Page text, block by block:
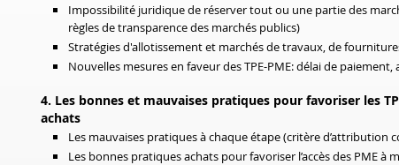
Impossibilité juridique de réserver tout ou une partie des
règles de transparence des marchés publics)
Stratégies d'allotissement et marchés de travaux, de
Nouvelles mesures en faveur des TPE-PME: délai de
4. Les bonnes et mauvaises pratiques pour favoriser les
achats
Les mauvaises pratiques à chaque étape (critère d’attribution
Les bonnes pratiques achats pour favoriser l’accès des PME